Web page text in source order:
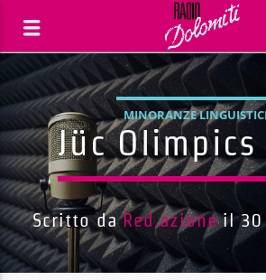
MINORANZE
Jüc Olimpics
Scritto daRed.azioneil 30